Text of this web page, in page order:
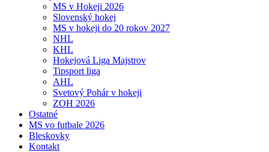
MS v Hokeji 2026
Slovenský hokej
MS v hokeji do 20 rokov 2027
NHL
KHL
Hokejová Liga Majstrov
Tipsport liga
AHL
Svetový Pohár v hokeji
ZOH 2026
Ostatné
MS vo futbale 2026
Bleskovky
Kontakt